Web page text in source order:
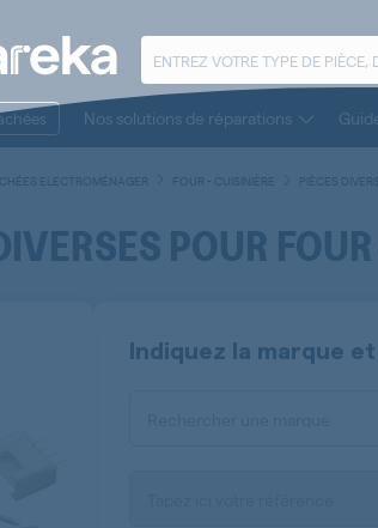
Nos solutions de réparations
ELECTROMÉNAGER FOUR - CUISINIÈRE PIÈCES
POUR
Indiquez la marque